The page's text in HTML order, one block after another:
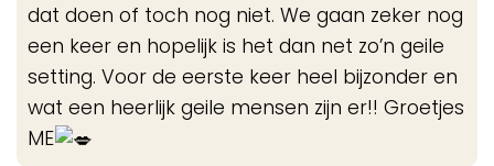
dat doen of toch nog niet. We gaan zeker nog
een keer en hopelijk is het dan net zo’n geile
setting. Voor de eerste keer heel bijzonder en
wat een heerlijk geile mensen zijn er!! Groetjes
ME